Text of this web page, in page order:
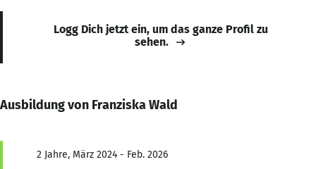
Logg Dich jetzt ein, um das ganze Profil zu
sehen.
Ausbildung von Franziska Wald
2 Jahre, März 2024 - Feb. 2026